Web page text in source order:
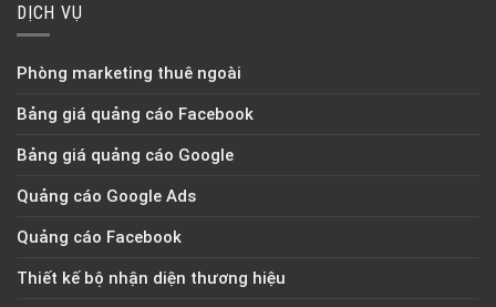
DỊCH VỤ
Phòng marketing thuê ngoài
Bảng giá quảng cáo Facebook
Bảng giá quảng cáo Google
Quảng cáo Google Ads
Quảng cáo Facebook
Thiết kế bộ nhận diện thương hiệu